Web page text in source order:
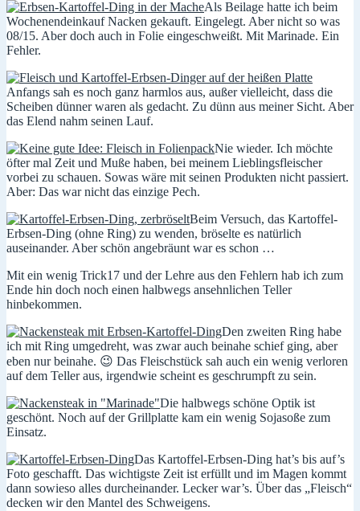
Als Beilage hatte ich beim
Wochenendeinkauf Nacken gekauft. Eingelegt. Aber nicht so was
08/15. Aber doch auch in Folie eingeschweißt. Mit Marinade. Ein
Fehler.
Anfangs sah es noch ganz harmlos aus, außer vielleicht, dass die
Scheiben dünner waren als gedacht. Zu dünn aus meiner Sicht. Aber
das Elend nahm seinen Lauf.
Nie wieder. Ich möchte
öfter mal Zeit und Muße haben, bei meinem Lieblingsfleischer
vorbei zu schauen. Sowas wäre mit seinen Produkten nicht passiert.
Aber: Das war nicht das einzige Pech.
Beim Versuch, das Kartoffel-
Erbsen-Ding (ohne Ring) zu wenden, bröselte es natürlich
auseinander. Aber schön angebräunt war es schon …
Mit ein wenig Trick17 und der Lehre aus den Fehlern hab ich zum
Ende hin doch noch einen halbwegs ansehnlichen Teller
hinbekommen.
Den zweiten Ring habe
ich mit Ring umgedreht, was zwar auch beinahe schief ging, aber
eben nur beinahe. 😉 Das Fleischstück sah auch ein wenig verloren
auf dem Teller aus, irgendwie scheint es geschrumpft zu sein.
Die halbwegs schöne Optik ist
geschönt. Noch auf der Grillplatte kam ein wenig Sojasoße zum
Einsatz.
Das Kartoffel-Erbsen-Ding hat’s bis auf’s
Foto geschafft. Das wichtigste Zeit ist erfüllt und im Magen kommt
dann sowieso alles durcheinander. Lecker war’s. Über das „Fleisch“
decken wir den Mantel des Schweigens.